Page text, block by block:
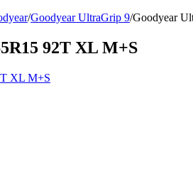
/Goodyear UltraGrip 9/Goodyear
92T XL M+S